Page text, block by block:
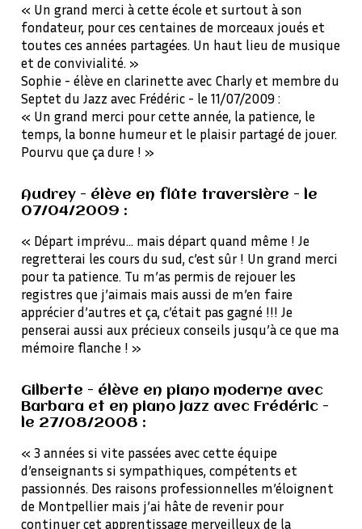
« Un grand merci à cette école et surtout à son
fondateur, pour ces centaines de morceaux joués et
toutes ces années partagées. Un haut lieu de musique
et de convivialité. »
Sophie - élève en clarinette avec Charly et membre du
Septet du Jazz avec Frédéric - le 11/07/2009 :
« Un grand merci pour cette année, la patience, le
temps, la bonne humeur et le plaisir partagé de jouer.
Pourvu que ça dure ! »
Audrey - élève en flûte traversière - le
07/04/2009 :
« Départ imprévu… mais départ quand même ! Je
regretterai les cours du sud, c’est sûr ! Un grand merci
pour ta patience. Tu m’as permis de rejouer les
registres que j’aimais mais aussi de m’en faire
apprécier d’autres et ça, c’était pas gagné !!! Je
penserai aussi aux précieux conseils jusqu’à ce que ma
mémoire flanche ! »
Gilberte - élève en piano moderne avec
Barbara et en piano jazz avec Frédéric -
le 27/08/2008 :
« 3 années si vite passées avec cette équipe
d’enseignants si sympathiques, compétents et
passionnés. Des raisons professionnelles m’éloignent
de Montpellier mais j’ai hâte de revenir pour
continuer cet apprentissage merveilleux de la